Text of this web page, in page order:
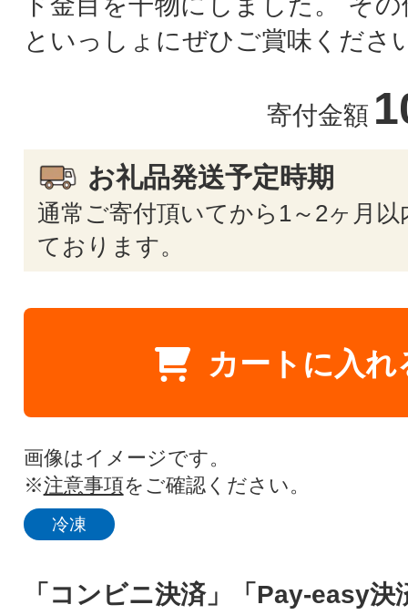
といっしょにぜひご賞味くださ
寄付金額
お礼品発送予定時期
通常ご寄付頂いてから1～2ヶ月
ております。
カートに入れ
画像はイメージです。
※注意事項をご確認ください。
冷凍
「コンビニ決済」「Pay-easy決